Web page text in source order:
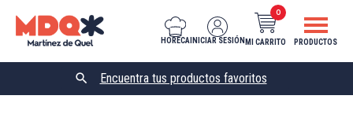
HORECA INICIAR SESIÓN MI CARRITO
0
PRODUCTOS
